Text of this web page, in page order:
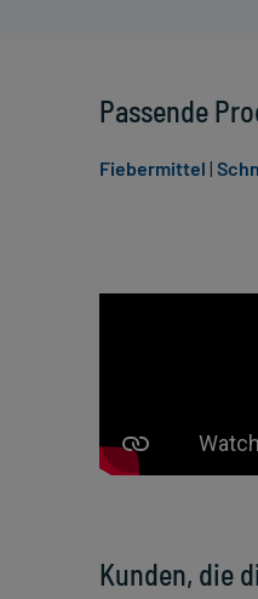
Kunden, die
Passende
Fiebermittel |